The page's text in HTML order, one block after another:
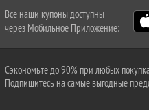
Все наши купоны доступны
через Мобильное Приложение:
Сэкономьте до 90% при любых
Подпишитесь на самые выгодные